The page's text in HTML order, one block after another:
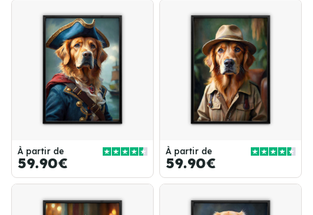
À partir de
59.90€
À partir de
59.90€